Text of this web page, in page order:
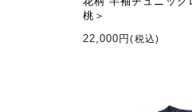
桃＞
22,000円(税込)